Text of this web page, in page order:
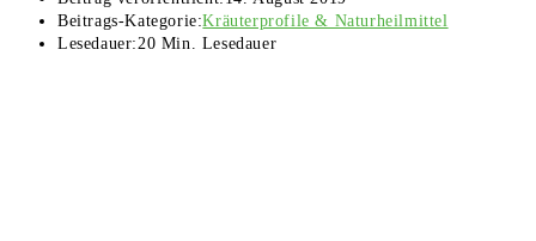
Beitrags-Kategorie:Kräuterprofile & Naturheilmittel
Lesedauer: 20 Min. Lesedauer